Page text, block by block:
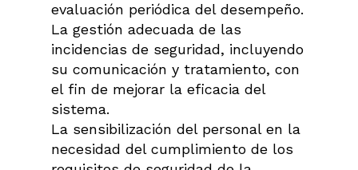
evaluación periódica del desempeño.
La gestión adecuada de las
incidencias de seguridad, incluyendo
su comunicación y tratamiento, con
el fin de mejorar la eficacia del
sistema.
La sensibilización del personal en la
necesidad del cumplimiento de los